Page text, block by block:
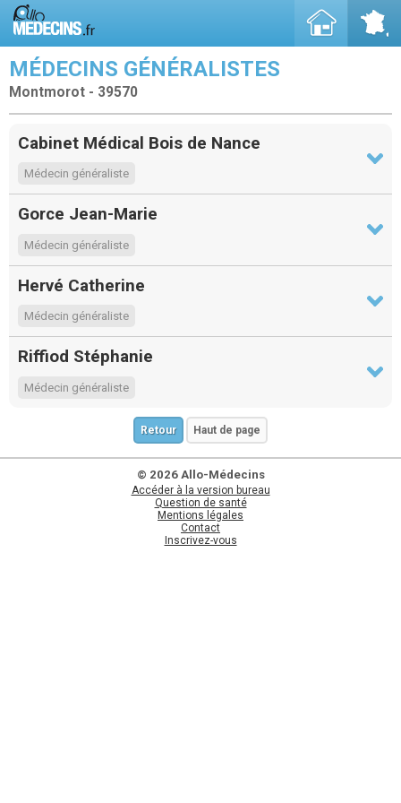
MÉDECINS GÉNÉRALISTES
Montmorot - 39570
Cabinet Médical Bois de Nance
Médecin généraliste
Gorce Jean-Marie
Médecin généraliste
Hervé Catherine
Médecin généraliste
Riffiod Stéphanie
Médecin généraliste
Retour Haut de page
© 2026 Allo-Médecins
Accéder à la version bureau
Question de santé
Mentions légales
Contact
Inscrivez-vous